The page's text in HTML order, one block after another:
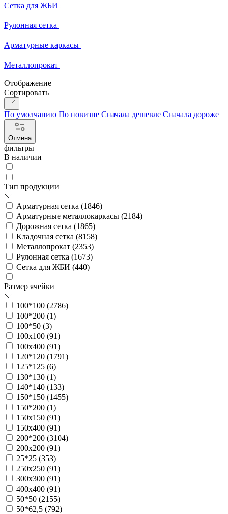
Сетка для ЖБИ
Рулонная сетка
Арматурные каркасы
Металлопрокат
Отображение
Сортировать
По умолчанию По новизне Сначала дешевле Сначала дороже
Отмена
фильтры
В наличии
Тип продукции
Арматурная сетка (1846)
Арматурные металлокаркасы (2184)
Дорожная сетка (1865)
Кладочная сетка (8158)
Металлопрокат (2353)
Рулонная сетка (1673)
Сетка для ЖБИ (440)
Размер ячейки
100*100 (2786)
100*200 (1)
100*50 (3)
100х100 (91)
100х400 (91)
120*120 (1791)
125*125 (6)
130*130 (1)
140*140 (133)
150*150 (1455)
150*200 (1)
150х150 (91)
150х400 (91)
200*200 (3104)
200х200 (91)
25*25 (353)
250х250 (91)
300х300 (91)
400х400 (91)
50*50 (2155)
50*62,5 (792)